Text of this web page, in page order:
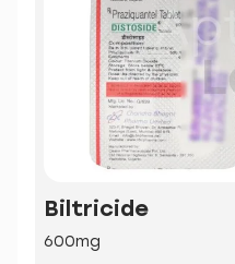
Biltricide
600mg